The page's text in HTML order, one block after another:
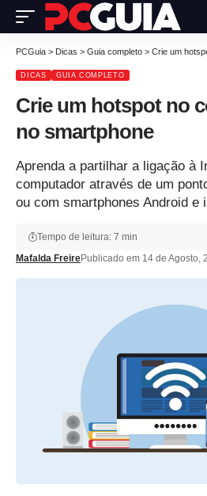
PCGuia > Dicas > Guia completo > Crie um
DICAS GUIA COMPLETO
Crie um hotspot no
no smartphone
Aprenda a partilhar a ligação à
computador através de um
ou com smartphones Android e
Mafalda FreirePublicado em 14 de Agosto,
Tempo de leitura: 7 min